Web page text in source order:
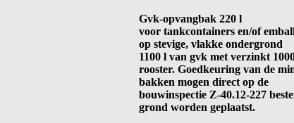
Gvk-opvangbak 220 l
voor tankcontainers en/of
op stevige, vlakke ondergrond
1100 l van gvk met verzinkt
rooster. Goedkeuring van de
bakken mogen direct op de
bouwinspectie Z-40.12-227
grond worden geplaatst.